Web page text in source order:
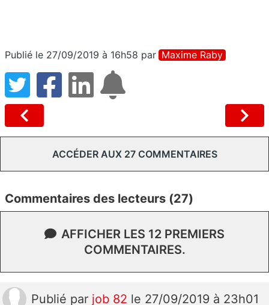
Publié le 27/09/2019 à 16h58 par Maxime Raby
ACCÉDER AUX 27 COMMENTAIRES
Commentaires des lecteurs (27)
AFFICHER LES 12 PREMIERS
COMMENTAIRES.
Publié par job 82 le 27/09/2019 à 23h01